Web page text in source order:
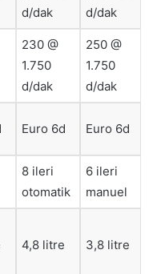
d/dak
d/dak
230 @
1.750
d/dak
250 @
1.750
d/dak
Euro 6d Euro 6d
8 ileri
otomatik
6 ileri
manuel
4,8 litre 3,8 litre